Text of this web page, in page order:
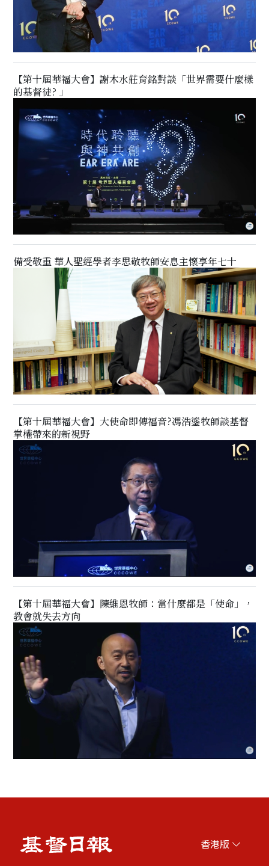
【第十屆華福大會】謝木水莊育銘對談「世界需要什麼樣
的基督徒? 」
備受敬重 華人聖經學者李思敬牧師安息主懷享年七十
【第十屆華福大會】大使命即傳福音?馮浩鎏牧師談基督
掌權帶來的新視野
【第十屆華福大會】陳維恩牧師：當什麼都是「使命」，
教會就失去方向
香港版